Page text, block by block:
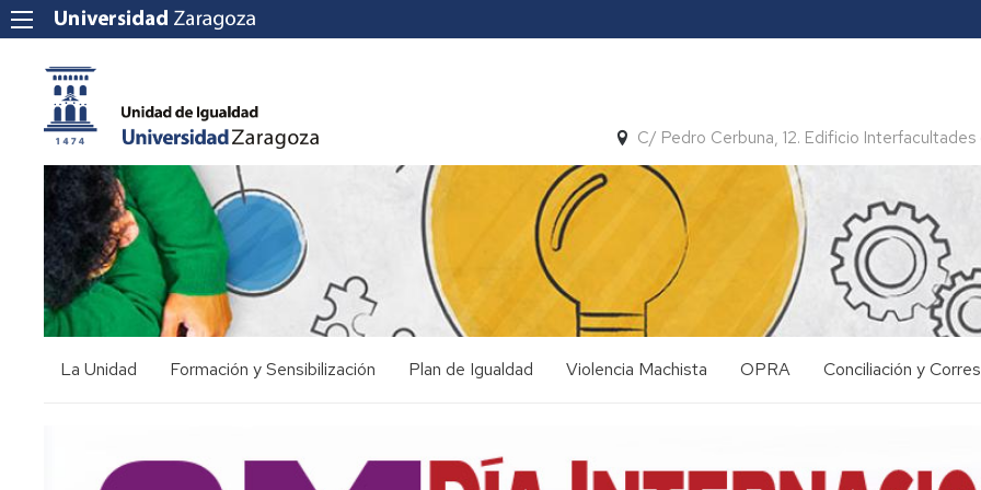
C/ Pedro Cerbuna, 12. Edificio Interfacultades
La Unidad Formación y Sensibilización
Acciones
Plan de Igualdad
de
Igualdad
Violencia Machista
Sensibilización
OPRA Conciliación y